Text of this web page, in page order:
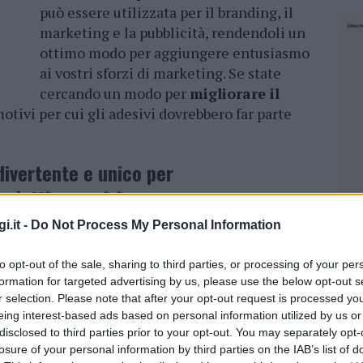
- Do Not Process My Personal Information
opt-out of the sale, sharing to third parties, or processing of your
for targeted advertising by us, please use the below opt-out
selection. Please note that after your opt-out request is processed
interest-based ads based on personal information utilized by us
to third parties prior to your opt-out. You may separately
of your personal information by third parties on the IAB’s list of
può essere utilizzata per il branding, il
marketing e la pubblicità, rendendoli un
ottimo modo per aggiungere entusiasmo
ai vostri sforzi di marketing. Se state
cercando un modo per migliorare il
per cui gli adesivi dovrebbero far parte
e unico per
o servizi
di marketing sono più o meno gli
Perché non sono percepiti come una
vengono percepiti come gadget divertenti o
il veicolo perfetto per trasmettere il
clienti, che saranno molto più ricettivi